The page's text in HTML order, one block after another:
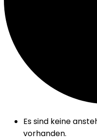
Es sind keine
vorhanden.